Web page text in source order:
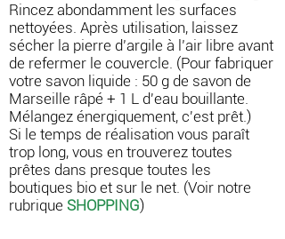
Rincez abondamment les surfaces
nettoyées. Après utilisation, laissez
sécher la pierre d’argile à l’air libre avant
de refermer le couvercle. (Pour fabriquer
votre savon liquide : 50 g de savon de
Marseille râpé + 1 L d'eau bouillante.
Mélangez énergiquement, c'est prêt.)
Si le temps de réalisation vous paraît
trop long, vous en trouverez toutes
prêtes dans presque toutes les
boutiques bio et sur le net. (Voir notre
rubrique SHOPPING)